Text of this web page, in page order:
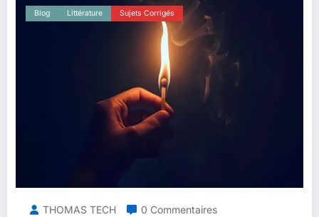
Blog Littérature Sujets Corrigés
THOMAS TECH 0 Commentaires